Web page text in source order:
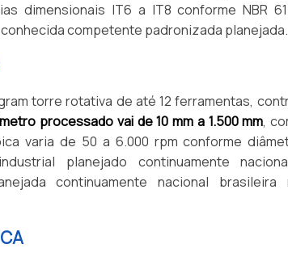
dimensionais IT6 a IT8 conforme NBR
competente padronizada planejada.
torre rotativa de até 12 ferramentas,
processado vai de 10 mm a 1.500 mm,
varia de 50 a 6.000 rpm conforme
planejado continuamente
continuamente nacional brasileira